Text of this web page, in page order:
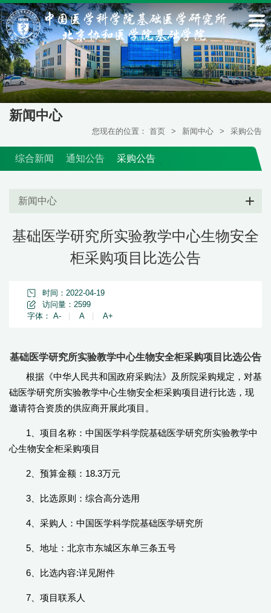
新闻中心
您现在的位置： 首页 > 新闻中心 > 采购公告
综合新闻 通知公告 采购公告
新闻中心
基础医学研究所实验教学中心生物安全
柜采购项目比选公告
时间：2022-04-19
访问量： 2599
字体： A- A A+
基础医学研究所实验教学中心生物安全柜采购项目比选公告
根据《中华人民共和国政府采购法》及所院采购规定，对基
础医学研究所实验教学中心生物安全柜采购项目进行比选，现
邀请符合资质的供应商开展此项目。
1、项目名称：中国医学科学院基础医学研究所实验教学中
心生物安全柜采购项目
2、预算金额：18.3万元
3、比选原则：综合高分选用
4、采购人：中国医学科学院基础医学研究所
5、地址：北京市东城区东单三条五号
6、比选内容:详见附件
7、项目联系人